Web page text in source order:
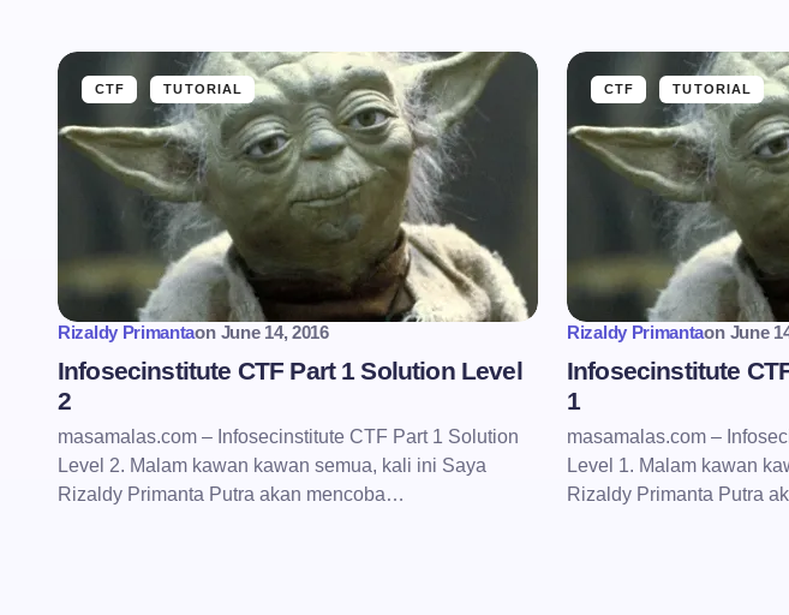
CTF TUTORIAL
Rizaldy Primantaon June 14, 2016
Infosecinstitute CTF Part 1 Solution Level
2
masamalas.com – Infosecinstitute CTF Part 1 Solution
Level 2. Malam kawan kawan semua, kali ini Saya
Rizaldy Primanta Putra akan mencoba…
CTF TUTORIAL
Rizaldy Primantaon June
Infosecinstitute
1
masamalas.com –
Level 1. Malam kawan
Rizaldy Primanta Putra